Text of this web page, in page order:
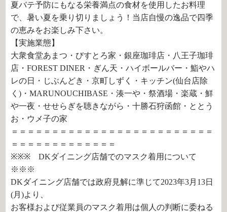
夏バテ予防にもなる栄養満点の食材を使用したお料理
で、暑い夏を乗り切りましょう！当店自慢の逸品で四季
の恵みをお楽しみ下さい。
【実施業態】
大衆食堂あまつ・びすとろ家・銀座珈琲店・八王子珈琲
店・FOREST DINER・ぎん天・ハイボールバー・鮨やハ
レの日・じぶんどき・京町しずく・キッチン(仙台店除
く)・MARUNOUCHIBASE・湊一や・祭酒場・楽蔵・鮮
や一夜・せせらぎを聴きながら・十勝石狩函館・ととう
お・ウメ子の家
＝＝＝＝＝＝＝＝＝＝＝＝＝＝＝＝＝＝＝＝＝＝＝＝＝
＝＝＝＝＝＝＝＝＝＝＝＝＝
※※※ DKダイニング店舗でのマスク着用について
※※※
DKダイニング店舗では政府見解に準じて2023年3月13日
(月)より、
お客様および従業員のマスク着用は個人の判断に委ねる